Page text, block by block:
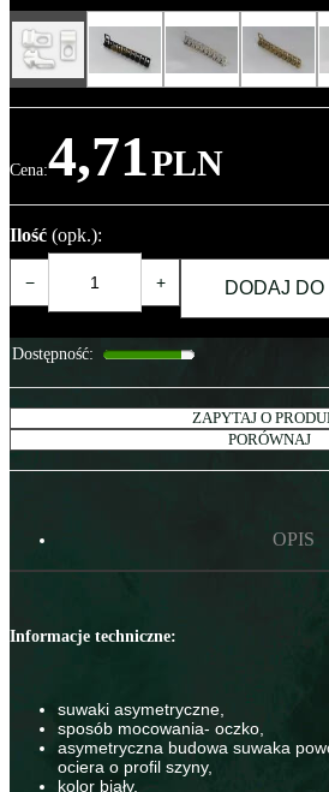
Cena:4,71PLN
Ilość (opk.):
− + DODAJ
Dostępność:
ZAPYTAJ O
PORÓWNAJ
OPIS
Informacje techniczne:
suwaki asymetryczne,
sposób mocowania- oczko,
asymetryczna budowa suwaka
ociera o profil szyny,
kolor biały,